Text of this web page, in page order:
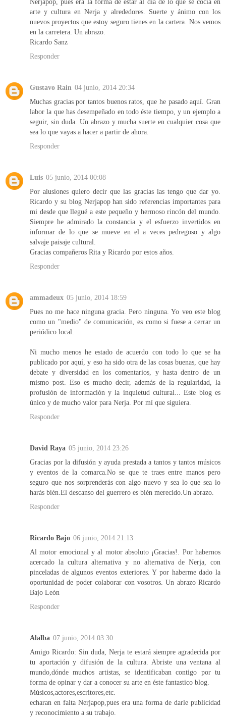
arte y cultura en Nerja y alrededores. Suerte y ánimo con los
nuevos proyectos que estoy seguro tienes en la cartera. Nos vemos
en la carretera. Un abrazo.
Ricardo Sanz
Responder
Gustavo Rain 04 junio, 2014 20:34
Muchas gracias por tantos buenos ratos, que he pasado aquí. Gran
labor la que has desempeñado en todo éste tiempo, y un ejemplo a
seguir, sin duda. Un abrazo y mucha suerte en cualquier cosa que
sea lo que vayas a hacer a partir de ahora.
Responder
Luis 05 junio, 2014 00:08
Por alusiones quiero decir que las gracias las tengo que dar yo.
Ricardo y su blog Nerjapop han sido referencias importantes para
mi desde que llegué a este pequeño y hermoso rincón del mundo.
Siempre he admirado la constancia y el esfuerzo invertidos en
informar de lo que se mueve en el a veces pedregoso y algo
salvaje paisaje cultural.
Gracias compañeros Rita y Ricardo por estos años.
Responder
ammadeux 05 junio, 2014 18:59
Pues no me hace ninguna gracia. Pero ninguna. Yo veo este blog
como un "medio" de comunicación, es como si fuese a cerrar un
periódico local.
Ni mucho menos he estado de acuerdo con todo lo que se ha
publicado por aquí, y eso ha sido otra de las cosas buenas, que hay
debate y diversidad en los comentarios, y hasta dentro de un
mismo post. Eso es mucho decir, además de la regularidad, la
profusión de información y la inquietud cultural... Este blog es
único y de mucho valor para Nerja. Por mí que siguiera.
Responder
David Raya 05 junio, 2014 23:26
Gracias por la difusión y ayuda prestada a tantos y tantos músicos
y eventos de la comarca.No se que te traes entre manos pero
seguro que nos sorprenderás con algo nuevo y sea lo que sea lo
harás bién.El descanso del guerrero es bién merecido.Un abrazo.
Responder
Ricardo Bajo 06 junio, 2014 21:13
Al motor emocional y al motor absoluto ¡Gracias!. Por habernos
acercado la cultura alternativa y no alternativa de Nerja, con
pinceladas de algunos eventos exteriores. Y por haberme dado la
oportunidad de poder colaborar con vosotros. Un abrazo Ricardo
Bajo León
Responder
Alalba 07 junio, 2014 03:30
Amigo Ricardo: Sin duda, Nerja te estará siempre agradecida por
tu aportación y difusión de la cultura. Abriste una ventana al
mundo,dónde muchos artistas, se identificaban contigo por tu
forma de opinar y dar a conocer su arte en éste fantastico blog.
Músicos,actores,escritores,etc.
echaran en falta Nerjapop,pues era una forma de darle publicidad
y reconocimiento a su trabajo.